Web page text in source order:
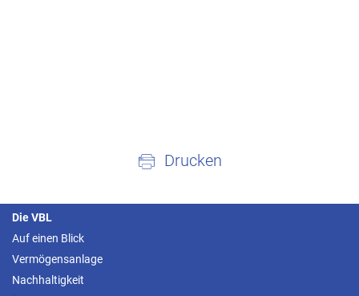
Drucken
Die VBL
Auf einen Blick
Vermögensanlage
Nachhaltigkeit